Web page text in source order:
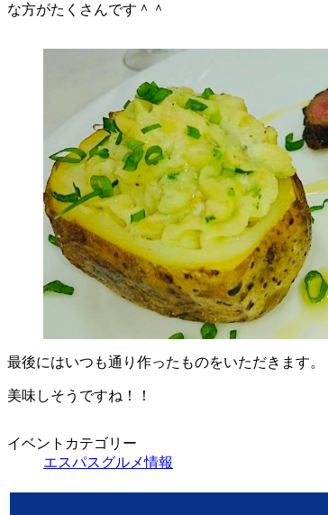
な方がたくさんです＾＾
最後にはいつも通り作ったものをいただきます。
美味しそうですね！！
イベントカテゴリー
エスパスグルメ情報